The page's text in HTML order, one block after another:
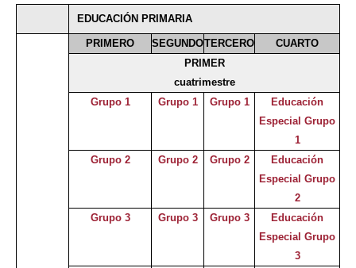
Selecciona curso
EDUCACIÓN PRIMARIA
PRIMERO SEGUNDOTERCERO
CUARTO
PRIMER
cuatrimestre
Grupo 1
Grupo 1 Grupo 1
Educación
Especial Grupo
1
Grupo 2
Grupo 2 Grupo 2
Educación
Especial Grupo
2
Grupo 3
Grupo 3 Grupo 3
Educación
Especial Grupo
3